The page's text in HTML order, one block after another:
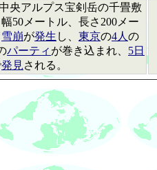
央アルプス宝剣岳の千畳敷
50メートル、長さ200メー
雪崩が発生 し、 東京の4人 の
パーティ が巻き込まれ、 5日
発見される。